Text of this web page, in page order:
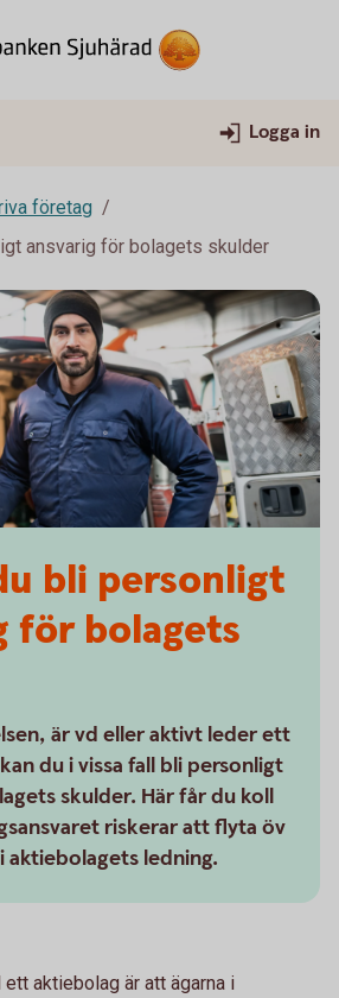
Logga in
företag
ansvarig för bolagets skulder
bli personligt
för bolagets
är vd eller aktivt leder ett
du i vissa fall bli personligt
skulder. Här får du koll
riskerar att flyta öv
aktiebolagets ledning.
ett aktiebolag är att ägarna i